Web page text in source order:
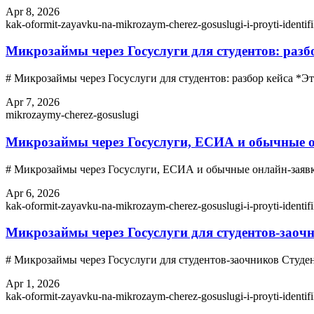
Apr 8, 2026
kak-oformit-zayavku-na-mikrozaym-cherez-gosuslugi-i-proyti-
Микрозаймы через Госуслуги для студентов:
# Микрозаймы через Госуслуги для студентов: разбор кейса
Apr 7, 2026
mikrozaymy-cherez-gosuslugi
Микрозаймы через Госуслуги, ЕСИА и обычные
# Микрозаймы через Госуслуги, ЕСИА и обычные онлайн-
Apr 6, 2026
kak-oformit-zayavku-na-mikrozaym-cherez-gosuslugi-i-proyti-
Микрозаймы через Госуслуги для студентов-
# Микрозаймы через Госуслуги для студентов-заочников
Apr 1, 2026
kak-oformit-zayavku-na-mikrozaym-cherez-gosuslugi-i-proyti-